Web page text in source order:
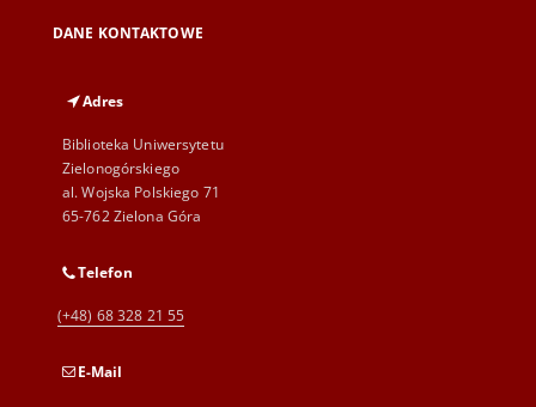
DANE KONTAKTOWE
Adres
Biblioteka Uniwersytetu
Zielonogórskiego
al. Wojska Polskiego 71
65-762 Zielona Góra
Telefon
(+48) 68 328 21 55
E-Mail